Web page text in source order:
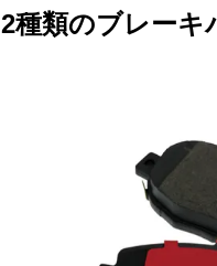
2種類のブレー